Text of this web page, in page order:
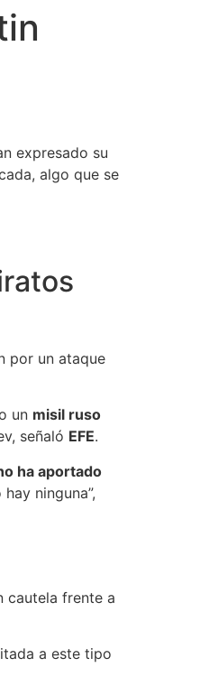
expresado su
algo que se
por un ataque
un misil ruso
señaló EFE.
ha aportado
ninguna”,
cautela frente a
a este tipo